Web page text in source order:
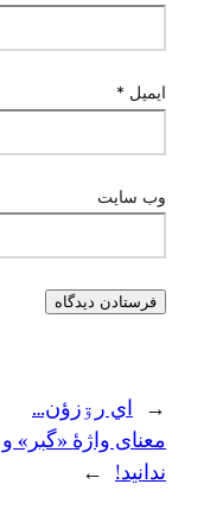
ایمیل *
وب‌ سایت
←
اي رۊزؤن…
معنای واژهٔ «گبر»
ندانید!
→